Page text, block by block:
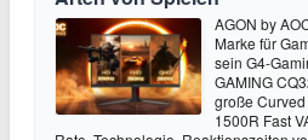
AGON by
Marke für
sein G4-
GAMING
große
1500R Fast